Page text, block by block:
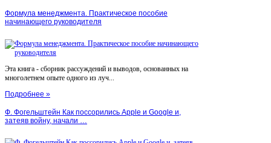
Формула менеджмента. Практическое пособие
начинающего руководителя
Эта книга - сборник рассуждений и выводов, основанных на
многолетнем опыте одного из луч...
Подробнее »
Ф. Фогельштейн Как поссорились Apple и Google и,
затеяв войну, начали …